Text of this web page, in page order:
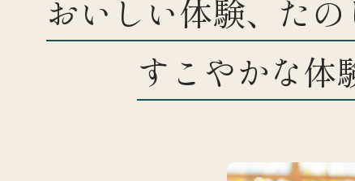
お知らせ
おいしい体験、たの
すこやかな体